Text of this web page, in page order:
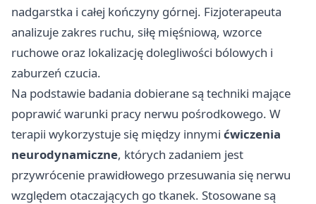
nadgarstka i całej kończyny górnej. Fizjoterapeuta
analizuje zakres ruchu, siłę mięśniową, wzorce
ruchowe oraz lokalizację dolegliwości bólowych i
zaburzeń czucia.
Na podstawie badania dobierane są techniki mające
poprawić warunki pracy nerwu pośrodkowego. W
terapii wykorzystuje się między innymi ćwiczenia
neurodynamiczne, których zadaniem jest
przywrócenie prawidłowego przesuwania się nerwu
względem otaczających go tkanek. Stosowane są